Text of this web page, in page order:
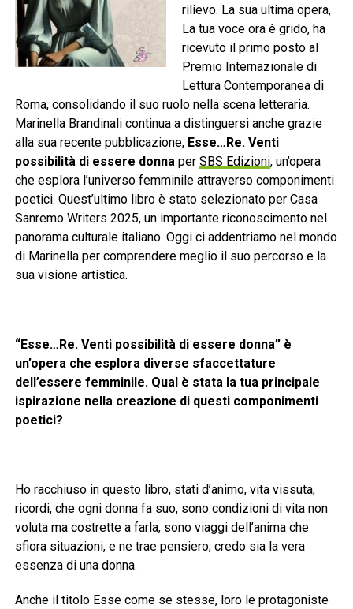
rilievo. La sua ultima opera,
La tua voce ora è grido, ha
ricevuto il primo posto al
Premio Internazionale di
Lettura Contemporanea di
Roma, consolidando il suo ruolo nella scena letteraria.
Marinella Brandinali continua a distinguersi anche grazie
alla sua recente pubblicazione, Esse…Re. Venti
possibilità di essere donnaper SBS Edizioni, un’opera
che esplora l’universo femminile attraverso componimenti
poetici. Quest’ultimo libro è stato selezionato per Casa
Sanremo Writers 2025, un importante riconoscimento nel
panorama culturale italiano. Oggi ci addentriamo nel mondo
di Marinella per comprendere meglio il suo percorso e la
sua visione artistica.
“Esse…Re. Venti possibilità di essere donna” è
un’opera che esplora diverse sfaccettature
dell’essere femminile. Qual è stata la tua principale
ispirazione nella creazione di questi componimenti
poetici?
Ho racchiuso in questo libro, stati d’animo, vita vissuta,
ricordi, che ogni donna fa suo, sono condizioni di vita non
voluta ma costrette a farla, sono viaggi dell’anima che
sfiora situazioni, e ne trae pensiero, credo sia la vera
essenza di una donna.
Anche il titolo Esse come se stesse, loro le protagoniste